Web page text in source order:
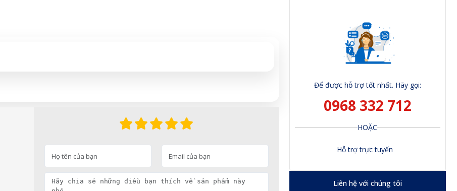
Để được hỗ trợ tốt nhất. Hãy gọi:
0968 332 712
HOẶC
Hỗ trợ trực tuyến
Liên hệ với chúng tôi